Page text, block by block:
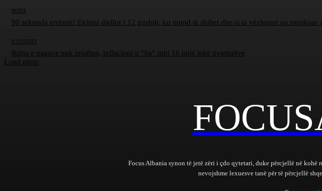
BOTA
90 sekonda errësirë! Eklipsi diellor i 12 gushtit, ku mund të shihet dhe si ta vëzhgoni pa rrezikuar
E FUNDIT
Rritja e pagave nuk mjafton, inflacioni u “ha” mbi 16 mijë lekë qytetarëve
Load more
Focus Albania synon të jetë zëri i çdo qytetari, duke përcjellë në kohë
nevojshme lexuesve tanë për të përcjellë